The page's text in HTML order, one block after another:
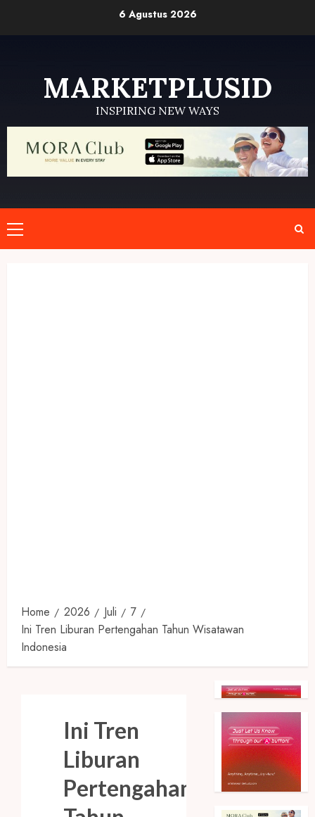
6 Agustus 2026
MARKETPLUSID
INSPIRING NEW WAYS
Primary
Menu
Home 2026 Juli
7
Ini Tren Liburan Pertengahan Tahun Wisatawan
Indonesia
Ini Tren
Liburan
Pertengahan